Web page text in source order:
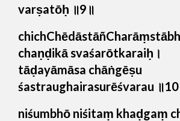
varṣatōḥ ॥9॥
chaṇḍikā svaśarōtkaraiḥ।
tāḍayāmāsa chāṅgēṣu
śastraughairasurēśvarau
niśumbhō niśitaṃ khaḍgaṃ